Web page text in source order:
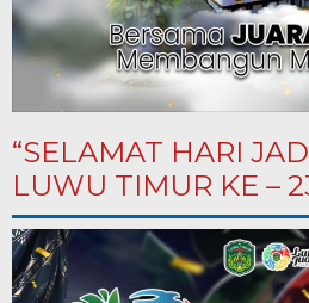
“SELAMAT HARI
LUWU TIMUR KE –